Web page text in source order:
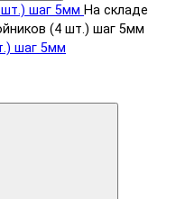
На складе
(4 шт.) шаг 5мм
шаг 5мм